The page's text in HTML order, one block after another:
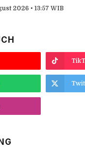
2026 • 13:57 WIB